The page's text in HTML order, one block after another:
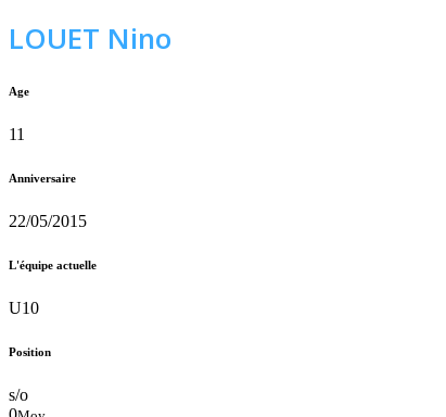
LOUET Nino
Age
11
Anniversaire
22/05/2015
L'équipe actuelle
U10
Position
s/o